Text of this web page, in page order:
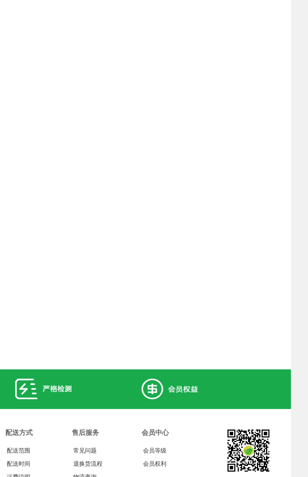
配送方式
配送范围
配送时间
售后服务
常见问题
退换货流程
会员中心
会员等级
会员权利